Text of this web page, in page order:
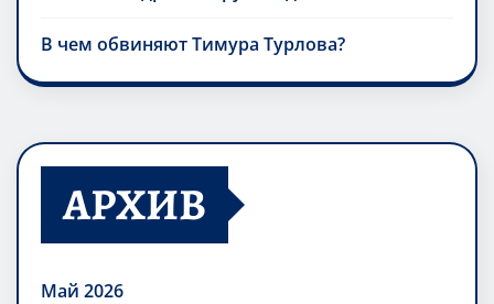
В чем обвиняют Тимура Турлова?
АРХИВ
Май 2026